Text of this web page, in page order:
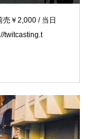
￥2,000 / 当日
twitcasting.t